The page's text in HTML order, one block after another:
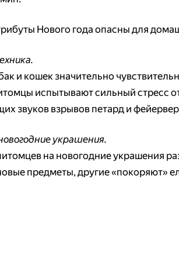
Нового года опасны для
и кошек значительно
испытывают сильный стресс
звуков взрывов петард и
украшения.
на новогодние украшения
предметы, другие «покоряют»